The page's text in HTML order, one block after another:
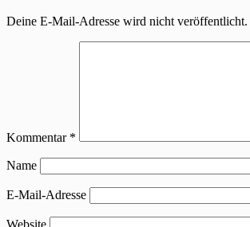
Deine E-Mail-Adresse wird nicht veröffentlicht.
Kommentar *
Name
E-Mail-Adresse